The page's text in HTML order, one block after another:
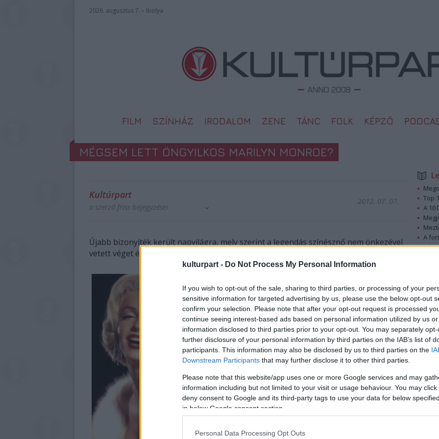
kulturpart - Do Not Process My Personal Information
If you wish to opt-out of the sale, sharing to third parties, or processing of your
sensitive information for targeted advertising by us, please use the below opt-out
confirm your selection. Please note that after your opt-out request is processed
continue seeing interest-based ads based on personal information utilized by us
information disclosed to third parties prior to your opt-out. You may separately
further disclosure of your personal information by third parties on the IAB’s list of
participants. This information may also be disclosed by us to third parties on the
Downstream Participants that may further disclose it to other third parties.
Please note that this website/app uses one or more Google services and may
information including but not limited to your visit or usage behaviour. You may
deny consent to Google and its third-party tags to use your data for below
in below Google consent section.
Personal Data Processing Opt Outs
2026. augusztus 7. – Ibolya
FILM SZÍNHÁZ IRODALOM ZENE TÁNC FOLK KÉPZŐ
MÉGSEM LETT ÖNGYILKOS MARILYN MONROE?
Kultúrpart
a szerző friss bejegyzései
2012. 07. 07.
Újabb bizonyíték került napvilágra, mely szerint a legendás színésznő nem önkezével
vetett véget életének.
Marilyn Monroe egy 228 dollár 80 centes fiókos
szekrényt vásárolt. A Harvardon végzett
törvényszéki pszichológus, David Bernstein
szerint a fizetőeszköz arra utal, hogy a színésznőt
nem foglalkoztatta az öngyilkosság.
„Azok, akik öngyilkosságon törik a fejüket
gyakran vetik bele magukat önkényeztető
tevékenységekbe, ilyen például az eszeveszett
vásárlás. A tény, hogy Marilyn csak egy tárgyat
vett, ráadásul egy viszonylag olcsó fiókos
hova gogja tenni, mit fog belepakolni, egyszóval
Top
A 10
A
A